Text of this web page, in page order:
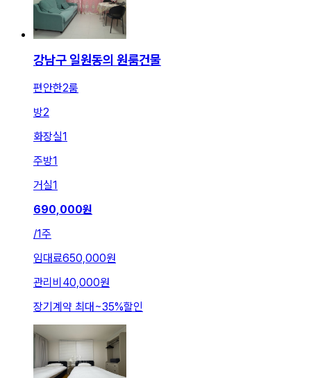
강남구 일원동의 원룸건물
편안한2룸
방2
화장실1
주방1
거실1
690,000원
/1주
임대료650,000원
관리비 40,000원
장기계약 최대~35%할인